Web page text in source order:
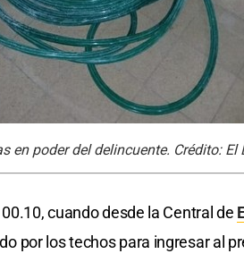
en poder del delincuente. Crédito: El
cuando desde la Central de
por los techos para ingresar al